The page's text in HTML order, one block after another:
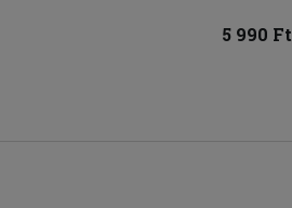
5 990 Ft